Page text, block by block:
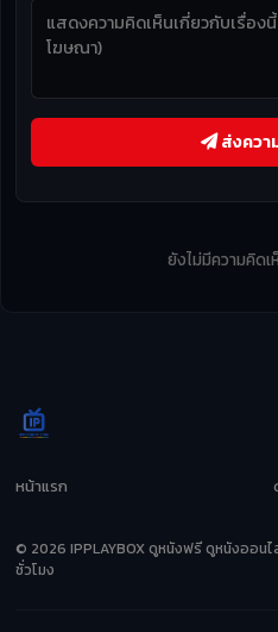
ส่งควา
ยังไม่มีความคิดเ
หน้าแรก
© 2026 IPPLAYBOX ดูหนังฟรี ดูหนังออน
ชั่วโมง